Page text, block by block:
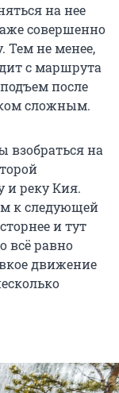
на нее
совершенно
Тем не менее,
с маршрута
после
сложным.
взобраться на
и реку Кия.
к следующей
и тут
всё равно
движение